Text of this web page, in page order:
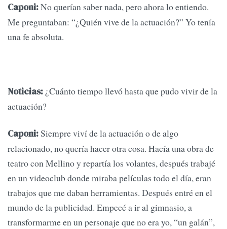
Caponi:No querían saber nada, pero ahora lo entiendo.
Me preguntaban: “¿Quién vive de la actuación?” Yo tenía
una fe absoluta.
Noticias: ¿Cuánto tiempo llevó hasta que pudo vivir de la
actuación?
Caponi:Siempre viví de la actuación o de algo
relacionado, no quería hacer otra cosa. Hacía una obra de
teatro con Mellino y repartía los volantes, después trabajé
en un videoclub donde miraba películas todo el día, eran
trabajos que me daban herramientas. Después entré en el
mundo de la publicidad. Empecé a ir al gimnasio, a
transformarme en un personaje que no era yo, “un galán”,